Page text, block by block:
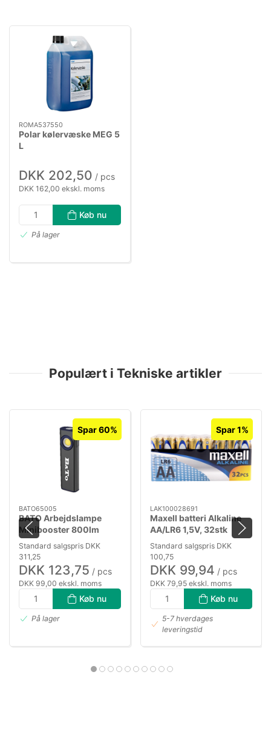
ROMA537550
Polar kølervæske MEG 5
L
DKK 202,50 / pcs
DKK 162,00 ekskl. moms
Køb nu
På lager
Populært i Tekniske artikler
Spar 60%
BATO65005
BATO Arbejdslampe
Minibooster 800lm
genopl.
Standard salgspris DKK
311,25
DKK 123,75 / pcs
DKK 99,00 ekskl. moms
Køb nu
På lager
Spar 1%
LAK100028691
Maxell batteri Alkaline
AA/LR6 1,5V, 32stk
Standard salgspris DKK
100,75
DKK 99,94 / pcs
DKK 79,95 ekskl. moms
Køb nu
5-7 hverdages
leveringstid